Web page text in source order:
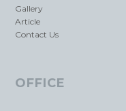
Gallery
Article
Contact Us
OFFICE